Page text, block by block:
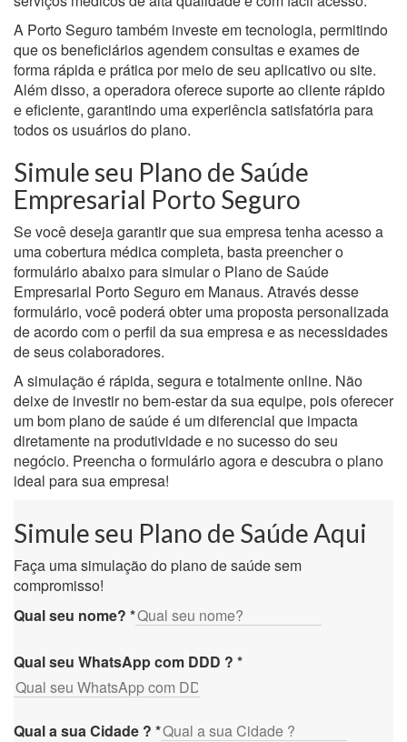
A Porto Seguro também investe em tecnologia, permitindo
que os beneficiários agendem consultas e exames de
forma rápida e prática por meio de seu aplicativo ou site.
Além disso, a operadora oferece suporte ao cliente rápido
e eficiente, garantindo uma experiência satisfatória para
todos os usuários do plano.
Simule seu Plano de Saúde
Empresarial Porto Seguro
Se você deseja garantir que sua empresa tenha acesso a
uma cobertura médica completa, basta preencher o
formulário abaixo para simular o Plano de Saúde
Empresarial Porto Seguro em Manaus. Através desse
formulário, você poderá obter uma proposta personalizada
de acordo com o perfil da sua empresa e as necessidades
de seus colaboradores.
A simulação é rápida, segura e totalmente online. Não
deixe de investir no bem-estar da sua equipe, pois oferecer
um bom plano de saúde é um diferencial que impacta
diretamente na produtividade e no sucesso do seu
negócio. Preencha o formulário agora e descubra o plano
ideal para sua empresa!
Simule seu Plano de Saúde Aqui
Faça uma simulação do plano de saúde sem
compromisso!
Qual seu nome? *
Qual seu WhatsApp com DDD ? *
Qual a sua Cidade ? *